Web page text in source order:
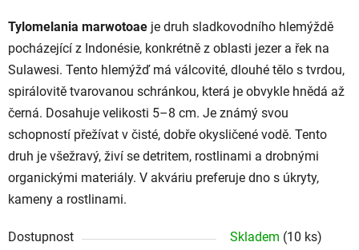
Tylomelania marwotoae je druh sladkovodního hlemýždě
pocházející z Indonésie, konkrétně z oblasti jezer a řek na
Sulawesi. Tento hlemýžď má válcovité, dlouhé tělo s tvrdou,
spirálovitě tvarovanou schránkou, která je obvykle hnědá až
černá. Dosahuje velikosti 5–8 cm. Je známý svou
schopností přežívat v čisté, dobře okysličené vodě. Tento
druh je všežravý, živí se detritem, rostlinami a drobnými
organickými materiály. V akváriu preferuje dno s úkryty,
kameny a rostlinami.
Dostupnost Skladem (10 ks)